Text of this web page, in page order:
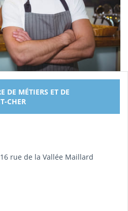
DE MÉTIERS ET DE
CHER
rue de la Vallée Maillard